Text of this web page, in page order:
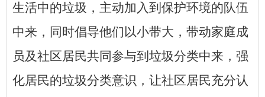
生活中的垃圾，主动加入到保护环境的队伍
中来，同时倡导他们以小带大，带动家庭成
员及社区居民共同参与到垃圾分类中来，强
化居民的垃圾分类意识，让社区居民充分认